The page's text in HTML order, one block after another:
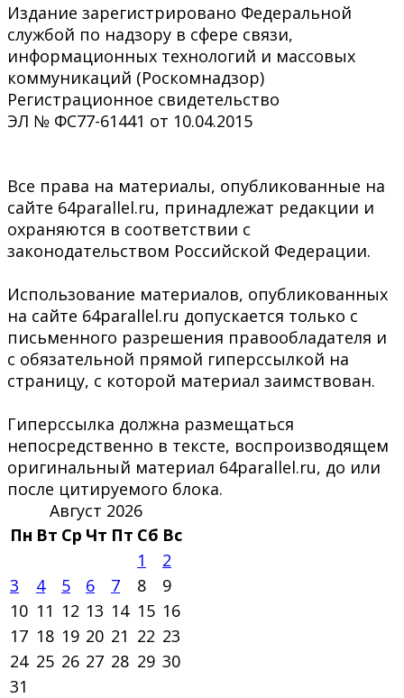
Издание зарегистрировано Федеральной
службой по надзору в сфере связи,
информационных технологий и массовых
коммуникаций (Роскомнадзор)
Регистрационное свидетельство
ЭЛ № ФС77-61441 от 10.04.2015
Все права на материалы, опубликованные на
сайте 64parallel.ru, принадлежат редакции и
охраняются в соответствии с
законодательством Российской Федерации.
Использование материалов, опубликованных
на сайте 64parallel.ru допускается только с
письменного разрешения правообладателя и
с обязательной прямой гиперссылкой на
страницу, с которой материал заимствован.
Гиперссылка должна размещаться
непосредственно в тексте, воспроизводящем
оригинальный материал 64parallel.ru, до или
после цитируемого блока.
Август 2026
Пн Вт Ср Чт Пт Сб Вс
1
2
3
4 5 6 7 8
9
10 11 12 13 14 15 16
17 18 19 20 21 22 23
24 25 26 27 28 29 30
31